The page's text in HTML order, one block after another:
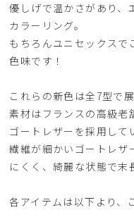
優しげで温かさがあり、
カラーリング。
もちろんユニセックスで
色味です！
これらの新色は全7型で展
素材はフランスの高級老
ゴートレザーを採用して
繊維が細かいゴートレザ
にくく、綺麗な状態で末
各アイテムは以下より、